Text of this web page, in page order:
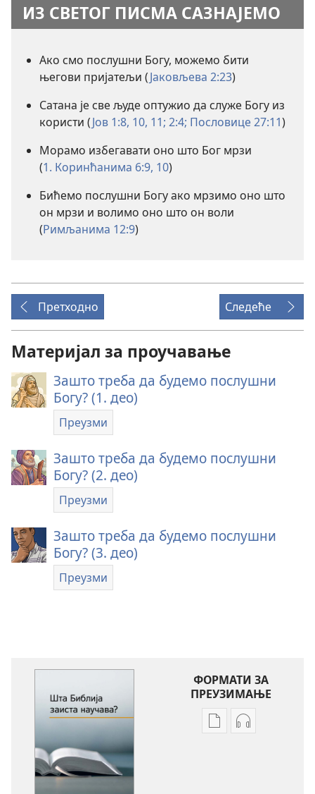
ИЗ СВЕТОГ ПИСМА САЗНАЈЕМО
Ако смо послушни Богу, можемо бити
његови пријатељи (Јаковљева 2:23)
Сатана је све људе оптужио да служе Богу из
користи (Јов 1:8, 10, 11; 2:4; Пословице 27:11)
Морамо избегавати оно што Бог мрзи
(1. Коринћанима 6:9, 10)
Бићемо послушни Богу ако мрзимо оно што
он мрзи и волимо оно што он воли
(Римљанима 12:9)
Претходно Следеће
Материјал за проучавање
Зашто треба да будемо послушни
Богу? (1. део)
Преузми
Зашто треба да будемо послушни
Богу? (2. део)
Преузми
Зашто треба да будемо послушни
Богу? (3. део)
Преузми
ФОРМАТИ ЗА
ПРЕУЗИМАЊЕ
ФорматиФормати